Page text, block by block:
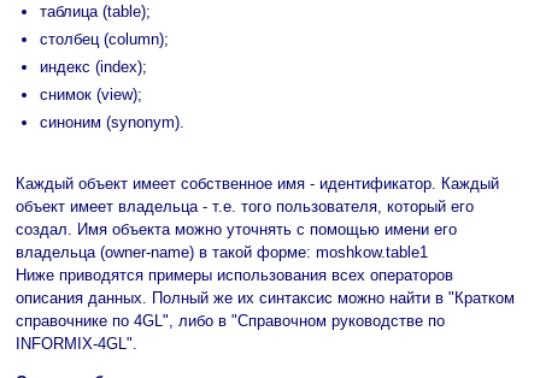
таблица (table);
столбец (column);
индекс (index);
снимок (view);
синоним (synonym).
Каждый объект имеет собственное имя - идентификатор. Каждый
объект имеет владельца - т.е. того пользователя, который его
создал. Имя объекта можно уточнять с помощью имени его
владельца (owner-name) в такой форме: moshkow.table1
Ниже приводятся примеры использования всех операторов
описания данных. Полный же их синтаксис можно найти в "Кратком
справочнике по 4GL", либо в "Справочном руководстве по
INFORMIX-4GL".